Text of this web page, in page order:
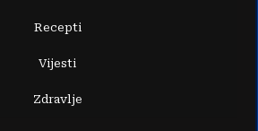
Recepti
Vijesti
Zdravlje